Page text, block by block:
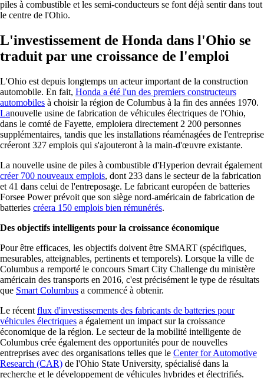
piles à combustible et les semi-conducteurs se font déjà sentir dans tout
le centre de l'Ohio.
L'investissement de Honda dans l'Ohio se
traduit par une croissance de l'emploi
L'Ohio est depuis longtemps un acteur important de la construction
automobile. En fait, Honda a été l'un des premiers constructeurs
automobiles à choisir la région de Columbus à la fin des années 1970.
Lanouvelle usine de fabrication de véhicules électriques de l'Ohio,
dans le comté de Fayette, emploiera directement 2 200 personnes
supplémentaires, tandis que les installations réaménagées de l'entreprise
créeront 327 emplois qui s'ajouteront à la main-d'œuvre existante.
La nouvelle usine de piles à combustible d'Hyperion devrait également
créer 700 nouveaux emplois, dont 233 dans le secteur de la fabrication
et 41 dans celui de l'entreposage. Le fabricant européen de batteries
Forsee Power prévoit que son siège nord-américain de fabrication de
batteries créera 150 emplois bien rémunérés.
Des objectifs intelligents pour la croissance économique
Pour être efficaces, les objectifs doivent être SMART (spécifiques,
mesurables, atteignables, pertinents et temporels). Lorsque la ville de
Columbus a remporté le concours Smart City Challenge du ministère
américain des transports en 2016, c'est précisément le type de résultats
que Smart Columbus a commencé à obtenir.
Le récent flux d'investissements des fabricants de batteries pour
véhicules électriques a également un impact sur la croissance
économique de la région. Le secteur de la mobilité intelligente de
Columbus crée également des opportunités pour de nouvelles
entreprises avec des organisations telles que le Center for Automotive
Research (CAR) de l'Ohio State University, spécialisé dans la
recherche et le développement de véhicules hybrides et électrifiés.